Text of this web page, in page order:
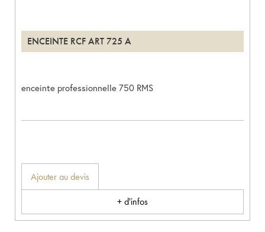
ENCEINTE RCF ART 725 A
enceinte professionnelle 750 RMS
Ajouter au devis
+ d'infos